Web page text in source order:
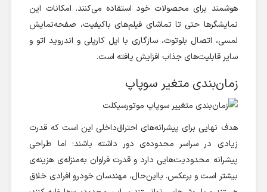
هوشمند برای محصولات خود استفاده می‌کنند. امکانات این
نمایشگرها حتی تا تماشای فیلم‌های باکیفیت، صفحه‌نمایش
لمسی، اتصال بلوتوث، سازگاری با اپل کارپلی و اندروید اتو و
سایر قابلیت‌های جذاب افزایش یافته است.
زمان‌بندی متغیر سوپاپ
هدف نهایی برای پیشرانه‌های احتراق‌داخلی این است که قدرت
زیادی در سراسر محدوده‌ی دور داشته باشند؛ اما طراحی
پیشرانه محدودیت‌هایی دارد و قدرت فراوان به‌منزله‌ی هزینه‌ی
بیشتر است و برعکس. بااین‌حال، مهندسان خودرو افرادی خلاق